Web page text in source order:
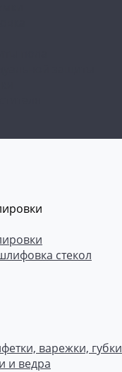
стекол
варежки, губки
и ведра